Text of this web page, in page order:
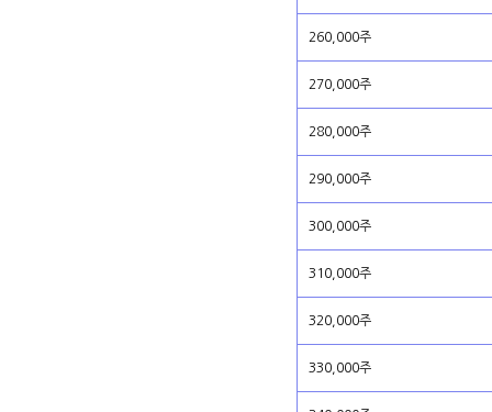
260,000주
270,000주
280,000주
290,000주
300,000주
310,000주
320,000주
330,000주